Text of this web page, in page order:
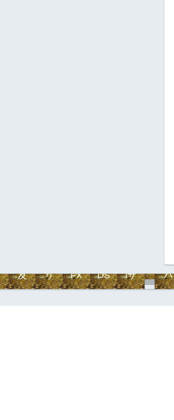
及
川
リ
オ
FX
自
DS
T-
iサ
イ
i
サ
ク
ハ
イ